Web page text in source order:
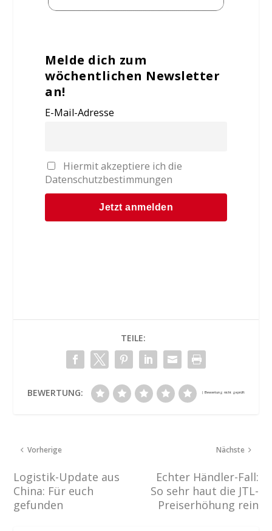
Melde dich zum
wöchentlichen Newsletter
an!
E-Mail-Adresse
Hiermit akzeptiere ich die
Datenschutzbestimmungen
TEILE:
BEWERTUNG:
Vorherige
Logistik-Update aus
China: Für euch
gefunden
Nächste
Echter Händler-Fall:
So sehr haut die JTL-
Preiserhöhung rein